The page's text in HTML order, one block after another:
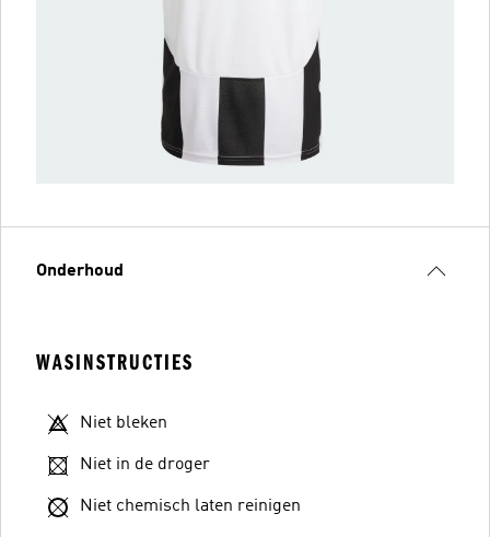
Onderhoud
WASINSTRUCTIES
Niet bleken
Niet in de droger
Niet chemisch laten reinigen